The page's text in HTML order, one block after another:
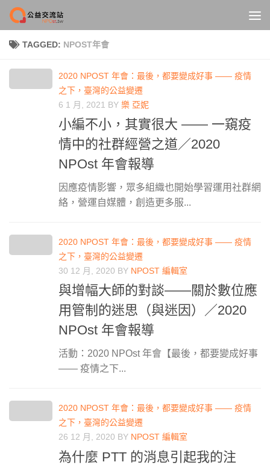
Skip to content
TAGGED: NPOST年會
2020 NPOST 年會：最後，都要變成好事 —— 疫情
之下，臺灣的公益變遷
6 1 月, 2021 BY 樂 亞妮
小編不小，其實很大 —— 一窺疫
情中的社群經營之道／2020
NPOst 年會報導
因應疫情影響，眾多組織也開始學習運用社群網
絡，營運自媒體，創造更多服...
2020 NPOST 年會：最後，都要變成好事 —— 疫情
之下，臺灣的公益變遷
30 12 月, 2020 BY NPOST 編輯室
與增幅大師的對談——關於數位應
用管制的迷思（與迷因）／2020
NPOst 年會報導
活動：2020 NPOst 年會【最後，都要變成好事
—— 疫情之下...
2020 NPOST 年會：最後，都要變成好事 —— 疫情
之下，臺灣的公益變遷
26 12 月, 2020 BY NPOST 編輯室
為什麼 PTT 的消息引起我的注